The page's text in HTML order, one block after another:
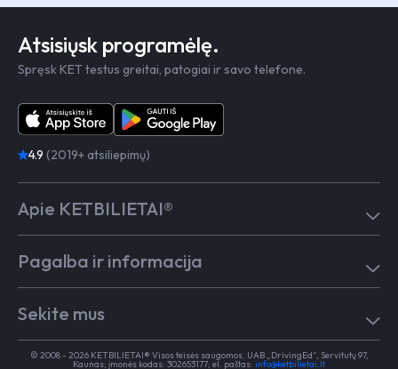
Atsisiųsk programėlę.
Spręsk KET testus greitai, patogiai ir savo telefone.
4.9 (2019+ atsiliepimų)
Apie KETBILIETAI®
Kaip mokytis
Testai
Test in English
Kontaktai
Vairavimo mokykloms
Apie KETBILIETAI®
Pagalba ir informacija
Dažniausiai užduodami klausimai
Egzaminai Regitroje
Medicininė pažyma
Sekite mus
TikTok
© 2008 - 2026 KETBILIETAI® Visos teisės saugomos. UAB „DrivingEd“, Servitutų 97,
Kaunas; įmonės kodas: 302653177; el. paštas: info@ketbilietai.lt